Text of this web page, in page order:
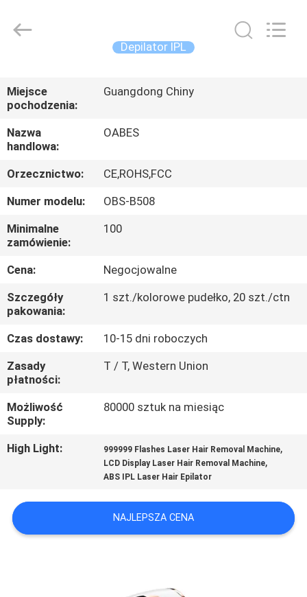
PRODUKTY
NAS
WYCIECZKA
PO
FABRYCE
KONTROLA
JAKOŚCI
SKONTAKTUJ
SIĘ
Z
NAMI
POPROSIĆ
O
Ltd..
Depilator IPL
Miejsce
pochodzenia:
Guangdong Chiny
Nazwa
handlowa:
OABES
Orzecznictwo:
CE,ROHS,FCC
Numer modelu:
OBS-B508
Minimalne
zamówienie:
100
Cena:
Negocjowalne
Szczegóły
pakowania:
1 szt./kolorowe pudełko, 20 szt./ctn
Czas dostawy:
10-15 dni roboczych
Zasady
płatności:
T / T, Western Union
Możliwość
Supply:
80000 sztuk na miesiąc
High Light: 999999 Flashes Laser Hair Removal Machine,
LCD Display Laser Hair Removal Machine,
ABS IPL Laser Hair Epilator
NAJLEPSZA CENA